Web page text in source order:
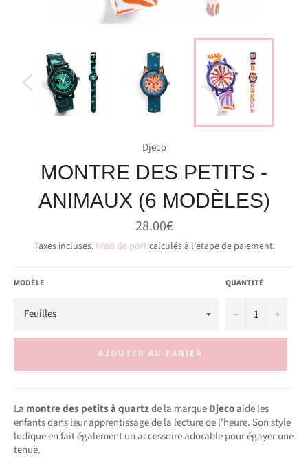
Djeco
MONTRE DES PETITS -
ANIMAUX (6 MODÈLES)
Prix
régulier
28.00€
Taxes incluses. Frais de portcalculés à l'étape de paiement.
MODÈLE QUANTITÉ
− +
AJOUTER AU PANIER
La montre des petits à quartzde la marqueDjecoaide les
enfants dans leur apprentissage de la lecture de l'heure. Son style
ludique en fait également un accessoire adorable pour égayer une
tenue.